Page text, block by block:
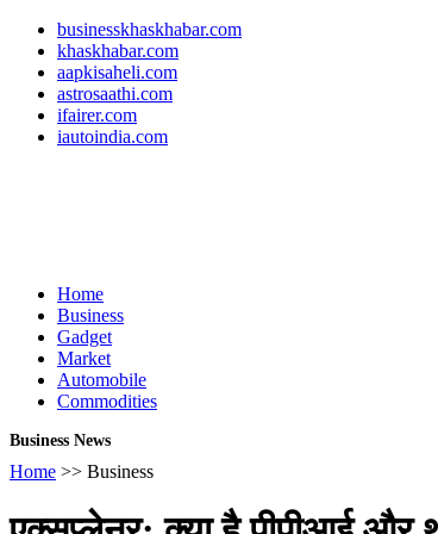
businesskhaskhabar.com
khaskhabar.com
aapkisaheli.com
astrosaathi.com
ifairer.com
iautoindia.com
Home
Business
Gadget
Market
Automobile
Commodities
Business News
Home >> Business